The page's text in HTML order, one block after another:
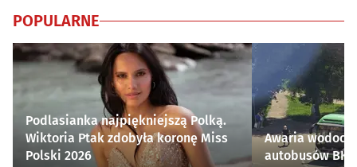
POPULARNE
Podlasianka najpiękniejszą Polką.
Wiktoria Ptak zdobyła koronę Miss
Polski 2026
Awaria
autobusów